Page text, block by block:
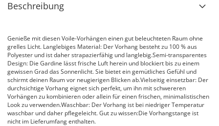
Beschreibung
Genieße mit diesen Voile-Vorhängen einen gut beleuchteten Raum ohne
grelles Licht. Langlebiges Material: Der Vorhang besteht zu 100 % aus
Polyester und ist daher strapazierfähig und langlebig.Semi-transparentes
Design: Die Gardine lässt frische Luft herein und blockiert bis zu einem
gewissen Grad das Sonnenlicht. Sie bietet ein gemütliches Gefühl und
schirmt deinen Raum vor neugierigen Blicken ab.Vielseitig einsetzbar: Der
durchsichtige Vorhang eignet sich perfekt, um ihn mit schwereren
Vorhängen zu kombinieren oder allein für einen frischen, minimalistischen
Look zu verwenden.Waschbar: Der Vorhang ist bei niedriger Temperatur
waschbar und daher pflegeleicht. Gut zu wissen:Die Vorhangstange ist
nicht im Lieferumfang enthalten.